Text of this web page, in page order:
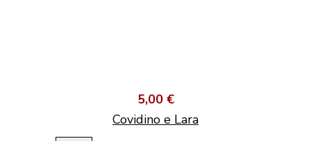
5,00 €
Covidino e Lara